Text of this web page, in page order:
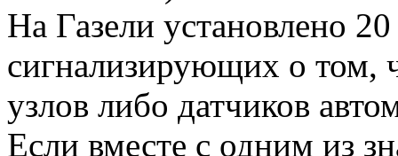
На Газели установлено
сигнализирующих о том,
узлов либо датчиков
Если вместе с одним из